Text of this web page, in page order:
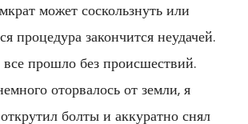
может соскользнуть или
процедура закончится неудачей.
прошло без происшествий.
оторвалось от земли, я
болты и аккуратно снял